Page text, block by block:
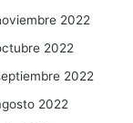
2022
2022
2022
2022